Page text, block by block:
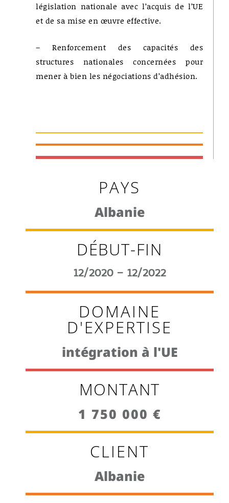
législation nationale avec l’acquis de l’UE
et de sa mise en œuvre effective.
– Renforcement des capacités des
structures nationales concernées pour
mener à bien les négociations d’adhésion.
PAYS
Albanie
DÉBUT-FIN
12/2020 – 12/2022
DOMAINE
D'EXPERTISE
intégration à l'UE
MONTANT
1 750 000 €
CLIENT
Albanie